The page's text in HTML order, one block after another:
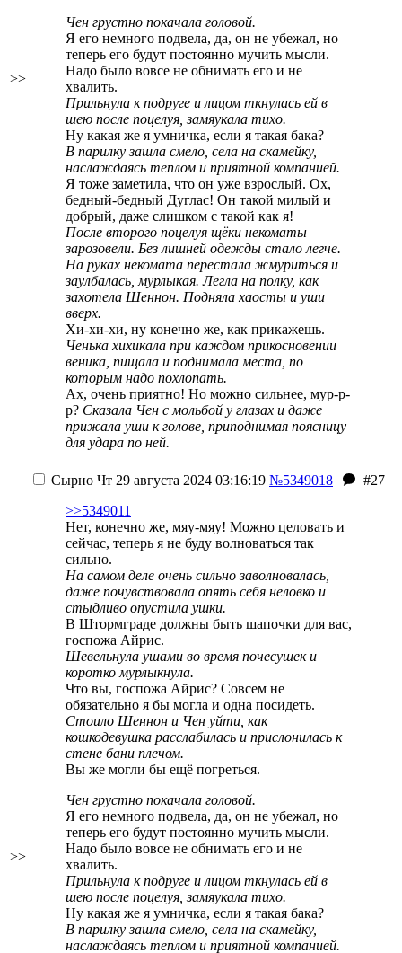
>>
Чен грустно покачала головой.
Я его немного подвела, да, он не убежал, но
теперь его будут постоянно мучить мысли.
Надо было вовсе не обнимать его и не
хвалить.
Прильнула к подруге и лицом ткнулась ей в
шею после поцелуя, замяукала тихо.
Ну какая же я умничка, если я такая бака?
В парилку зашла смело, села на скамейку,
наслаждаясь теплом и приятной компанией.
Я тоже заметила, что он уже взрослый. Ох,
бедный-бедный Дуглас! Он такой милый и
добрый, даже слишком с такой как я!
После второго поцелуя щёки некоматы
зарозовели. Без лишней одежды стало легче.
На руках некомата перестала жмуриться и
заулбалась, мурлыкая. Легла на полку, как
захотела Шеннон. Подняла хаосты и уши
вверх.
Хи-хи-хи, ну конечно же, как прикажешь.
Ченька хихикала при каждом прикосновении
веника, пищала и поднимала места, по
которым надо похлопать.
Ах, очень приятно! Но можно сильнее, мур-р-
р? Сказала Чен с мольбой у глазах и даже
прижала уши к голове, приподнимая поясницу
для удара по ней.
>>
Сырно Чт 29 августа 2024 03:16:19 №5349018
#27
>>5349011
Нет, конечно же, мяу-мяу! Можно целовать и
сейчас, теперь я не буду волноваться так
сильно.
На самом деле очень сильно заволновалась,
даже почувствовала опять себя неловко и
стыдливо опустила ушки.
В Штормграде должны быть шапочки для вас,
госпожа Айрис.
Шевельнула ушами во время почесушек и
коротко мурлыкнула.
Что вы, госпожа Айрис? Совсем не
обязательно я бы могла и одна посидеть.
Стоило Шеннон и Чен уйти, как
кошкодевушка расслабилась и прислонилась к
стене бани плечом.
Вы же могли бы ещё погреться.
Чен грустно покачала головой.
Я его немного подвела, да, он не убежал, но
теперь его будут постоянно мучить мысли.
Надо было вовсе не обнимать его и не
хвалить.
Прильнула к подруге и лицом ткнулась ей в
шею после поцелуя, замяукала тихо.
Ну какая же я умничка, если я такая бака?
В парилку зашла смело, села на скамейку,
наслаждаясь теплом и приятной компанией.